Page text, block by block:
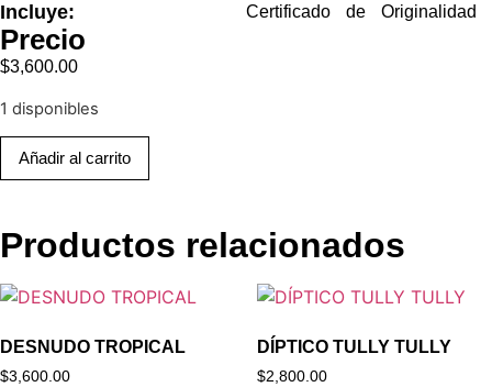
Incluye: Certificado de Originalidad
Precio
$3,600.00
1 disponibles
Añadir al carrito
Productos relacionados
DESNUDO TROPICAL
$3,600.00
DÍPTICO TULLY TULLY
$2,800.00